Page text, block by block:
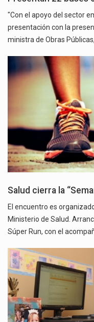
"Con el apoyo del sector
presentación con la
ministra de Obras
Salud cierra la
El encuentro es
Ministerio de Salud.
Súper Run, con el